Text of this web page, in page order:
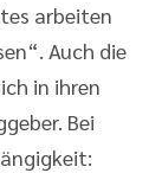
arbeiten
Auch die
in ihren
Bei